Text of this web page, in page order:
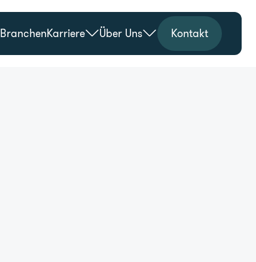
BranchenKarriere Über Uns Kontakt